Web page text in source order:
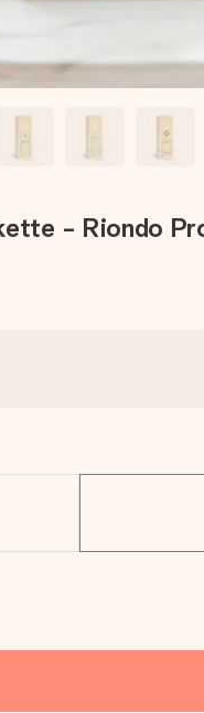
- Riondo